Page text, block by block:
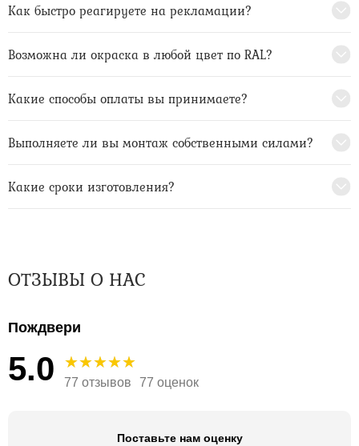
Как быстро реагируете на рекламации?
Возможна ли окраска в любой цвет по RAL?
Какие способы оплаты вы принимаете?
Выполняете ли вы монтаж собственными силами?
Какие сроки изготовления?
ОТЗЫВЫ О НАС
Пождвери
5.0 77 отзывов 77 оценок
Поставьте нам оценку